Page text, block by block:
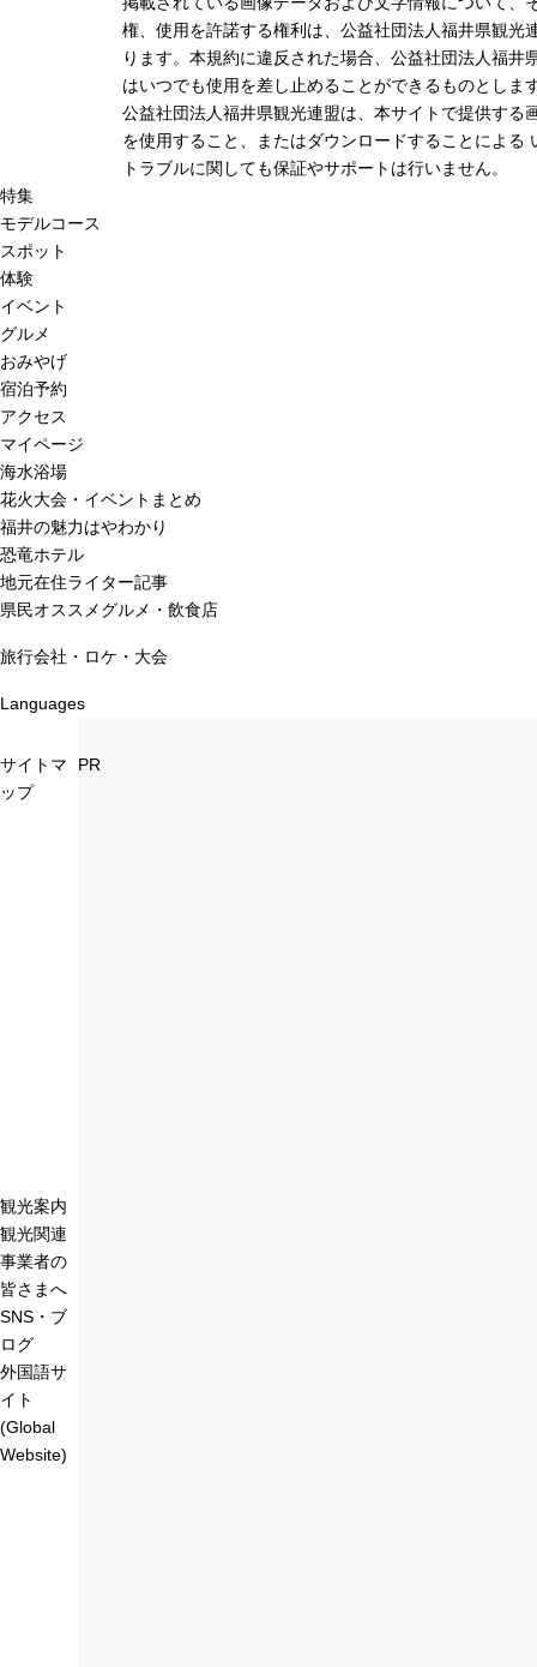
権、使用を許諾する権利は、公益社団法人福井県観光
ります。本規約に違反された場合、公益社団法人福井
はいつでも使用を差し止めることができるものとしま
公益社団法人福井県観光連盟は、本サイトで提供する
を使用すること、またはダウンロードすることによる
トラブルに関しても保証やサポートは行いません。
特集
モデルコース
スポット
体験
イベント
グルメ
おみやげ
宿泊予約
アクセス
マイページ
海水浴場
花火大会・イベントまとめ
福井の魅力はやわかり
恐竜ホテル
地元在住ライター記事
県民オススメグルメ・飲食店
旅行会社・ロケ・大会
Languages
サイトマ
ップ
観光案内
観光関連
事業者の
皆さまへ
SNS・ブ
ログ
外国語サ
イト
(Global
Website)
PR